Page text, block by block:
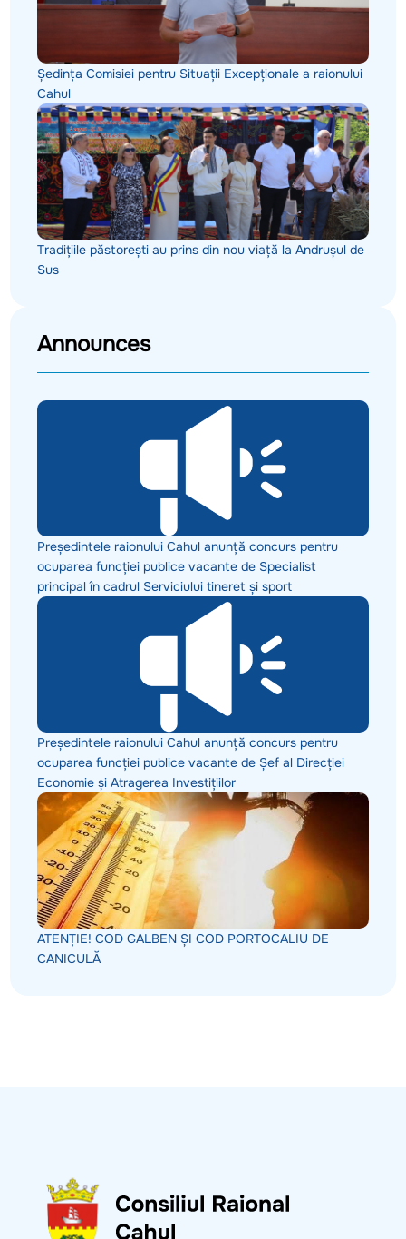
Ședința Comisiei pentru Situații Excepționale a raionului
Cahul
Tradițiile păstorești au prins din nou viață la Andrușul de
Sus
Announces
Președintele raionului Cahul anunță concurs pentru
ocuparea funcției publice vacante de Specialist
principal în cadrul Serviciului tineret și sport
Președintele raionului Cahul anunță concurs pentru
ocuparea funcției publice vacante de Șef al Direcției
Economie și Atragerea Investițiilor
ATENȚIE! COD GALBEN ȘI COD PORTOCALIU DE
CANICULĂ